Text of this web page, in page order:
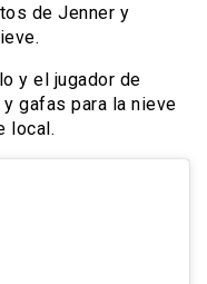
de Jenner y
y el jugador de
gafas para la nieve
local.